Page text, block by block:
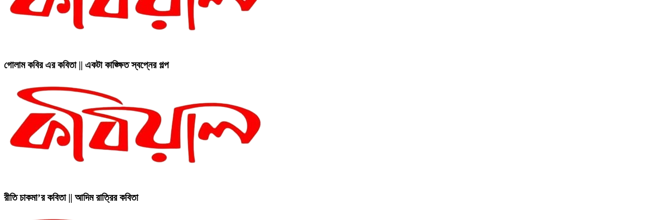
গোলাম কবির এর কবিতা || একটা কাঙ্ক্ষিত স্বপ্নের গল্প
রীতি চাকমা’র কবিতা || আদিম রাত্রির কবিতা